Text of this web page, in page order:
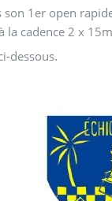
1er open
la cadence 2 x
dessous.